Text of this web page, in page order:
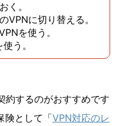
く。
に切り替える。
を使う。
う。
約するのがおすすめです
険として「VPN対応のレ